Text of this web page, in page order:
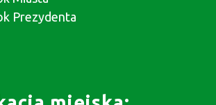
Prezydenta